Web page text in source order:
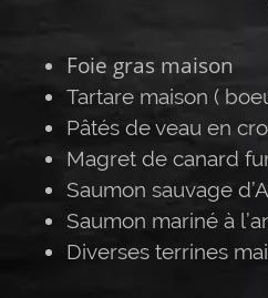
Foie gras maison
Tartare maison (
Pâtés de veau en
Magret de canard
Saumon sauvage
Saumon mariné à
Diverses terrines